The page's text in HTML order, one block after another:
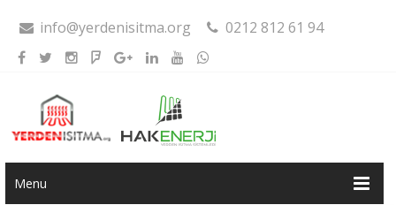
info@yerdenisitma.org 0212 812 61 94
Menu